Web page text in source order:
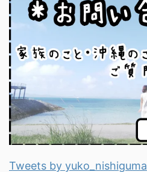
Tweets by yuko_nishiguma